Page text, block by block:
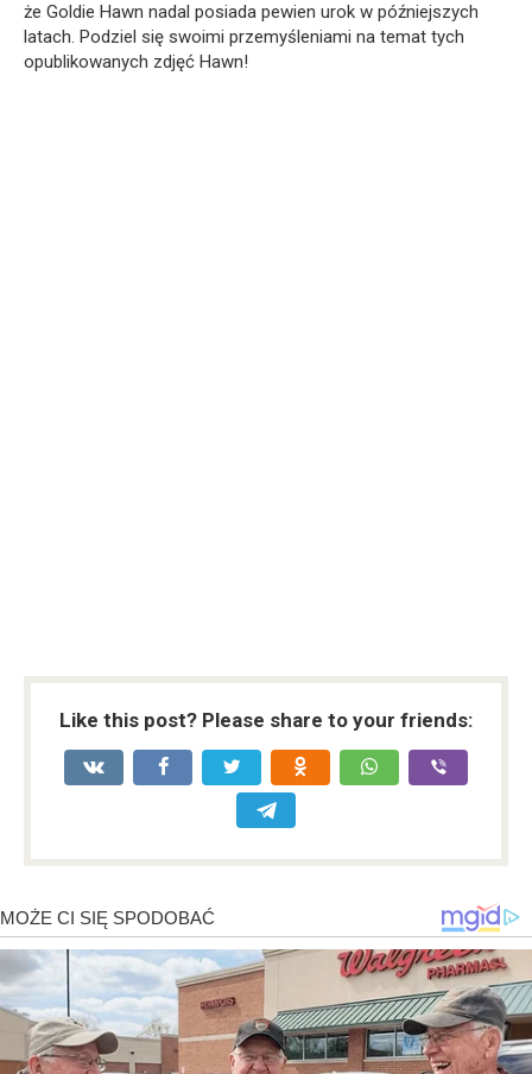
że Goldie Hawn nadal posiada pewien urok w późniejszych
latach. Podziel się swoimi przemyśleniami na temat tych
opublikowanych zdjęć Hawn!
Like this post? Please share to your friends: